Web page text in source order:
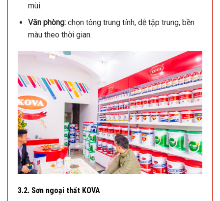
mùi.
Văn phòng:chọn tông trung tính, dễ tập trung, bền
màu theo thời gian.
3.2. Sơn ngoại thất KOVA